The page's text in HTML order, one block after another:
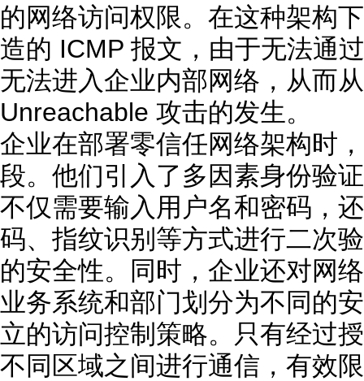
的网络访问权限。在这种架构
造的 ICMP 报文，由于无法通
无法进入企业内部网络，从而
Unreachable 攻击的发生。
企业在部署零信任网络架构时
段。他们引入了多因素身份验
不仅需要输入用户名和密码，
码、指纹识别等方式进行二次
的安全性。同时，企业还对网
业务系统和部门划分为不同的
立的访问控制策略。只有经过
不同区域之间进行通信，有效